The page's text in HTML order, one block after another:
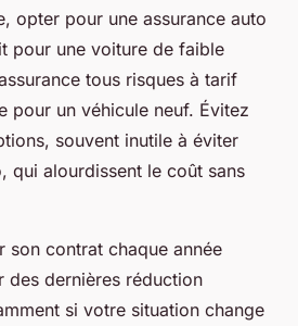
opter pour une assurance auto
pour une voiture de faible
tous risques à tarif
pour un véhicule neuf. Évitez
souvent inutile à éviter
qui alourdissent le coût sans
son contrat chaque année
des dernières réduction
si votre situation change